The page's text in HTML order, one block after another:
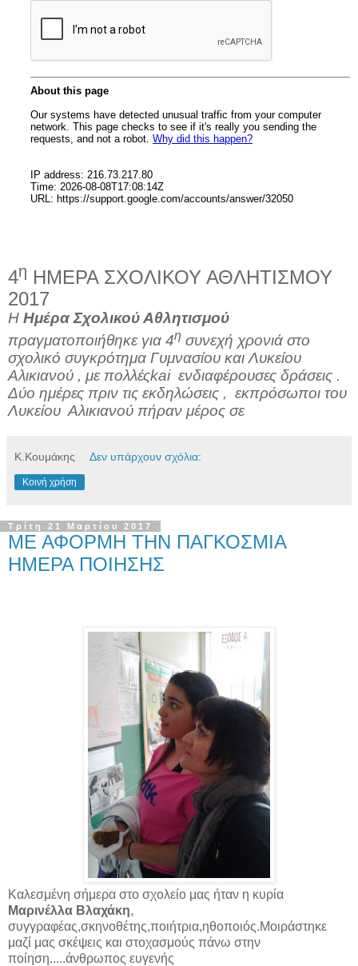
4η ΗΜΕΡΑ ΣΧΟΛΙΚΟΥ ΑΘΛΗΤΙΣΜΟΥ
2017
Η Ημέρα Σχολικού Αθλητισμού
πραγματοποιήθηκε για 4η συνεχή χρονιά στο
σχολικό συγκρότημα Γυμνασίου και Λυκείου
Αλικιανού , με πολλέςkai ενδιαφέρουσες δράσεις .
Δύο ημέρες πριν τις εκδηλώσεις , εκπρόσωποι του
Λυκείου Αλικιανού πήραν μέρος σε
Κ.Κουμάκης Δεν υπάρχουν σχόλια:
Κοινή χρήση
Τρίτη 21 Μαρτίου 2017
ΜΕ ΑΦΟΡΜΗ ΤΗΝ ΠΑΓΚΟΣΜΙΑ
ΗΜΕΡΑ ΠΟΙΗΣΗΣ
Καλεσμένη σήμερα στο σχολείο μας ήταν η κυρία
Μαρινέλλα Βλαχάκη,
συγγραφέας,σκηνοθέτης,ποιήτρια,ηθοποιός.Μοιράστηκε
μαζί μας σκέψεις και στοχασμούς πάνω στην
ποίηση.....άνθρωπος ευγενής